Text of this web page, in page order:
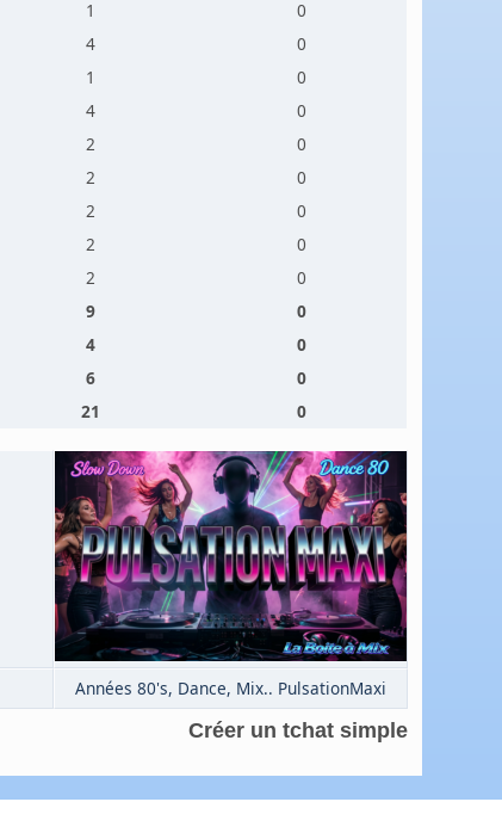
1
0
4
0
1
0
4
0
2
0
2
0
2
0
2
0
2
0
9
0
4
0
6
0
21 0
Années 80's, Dance, Mix.. PulsationMaxi
Créer un tchat simple